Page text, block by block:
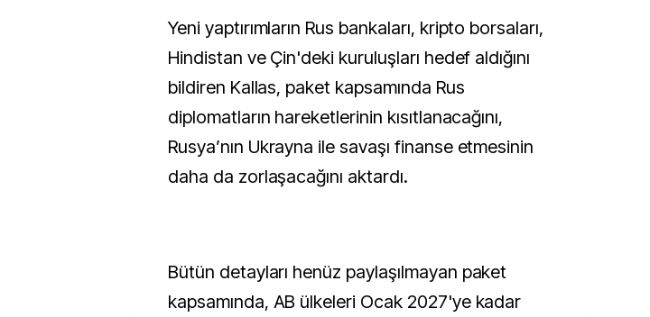
Yeni yaptırımların Rus bankaları, kripto borsaları,
Hindistan ve Çin'deki kuruluşları hedef aldığını
bildiren Kallas, paket kapsamında Rus
diplomatların hareketlerinin kısıtlanacağını,
Rusya’nın Ukrayna ile savaşı finanse etmesinin
daha da zorlaşacağını aktardı.
Bütün detayları henüz paylaşılmayan paket
kapsamında, AB ülkeleri Ocak 2027'ye kadar